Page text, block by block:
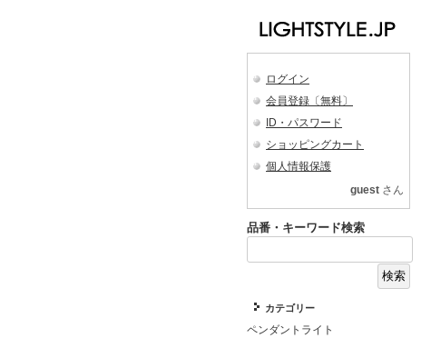
ログイン
会員登録〔無料〕
ID・パスワード
ショッピングカート
個人情報保護
guest さん
品番・キーワード検索
カテゴリー
ペンダントライト